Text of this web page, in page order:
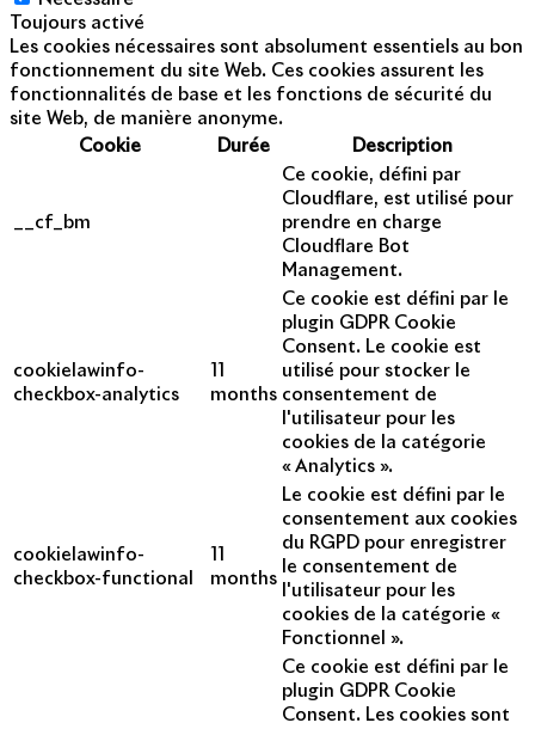
Toujours activé
Les cookies nécessaires sont absolument essentiels au bon
fonctionnement du site Web. Ces cookies assurent les
fonctionnalités de base et les fonctions de sécurité du
site Web, de manière anonyme.
Cookie
Durée Description
__cf_bm
Ce cookie, défini par
Cloudflare, est utilisé pour
prendre en charge
Cloudflare Bot
Management.
cookielawinfo-
checkbox-analytics
months
Ce cookie est défini par le
plugin GDPR Cookie
Consent. Le cookie est
utilisé pour stocker le
consentement de
l'utilisateur pour les
cookies de la catégorie
« Analytics ».
cookielawinfo-
checkbox-functional
months
Le cookie est défini par le
consentement aux cookies
du RGPD pour enregistrer
le consentement de
l'utilisateur pour les
cookies de la catégorie «
Fonctionnel ».
Ce cookie est défini par le
plugin GDPR Cookie
Consent. Les cookies sont